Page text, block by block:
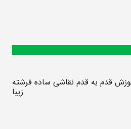
قدم به قدم نقاشی ساده فرشته
زیبا